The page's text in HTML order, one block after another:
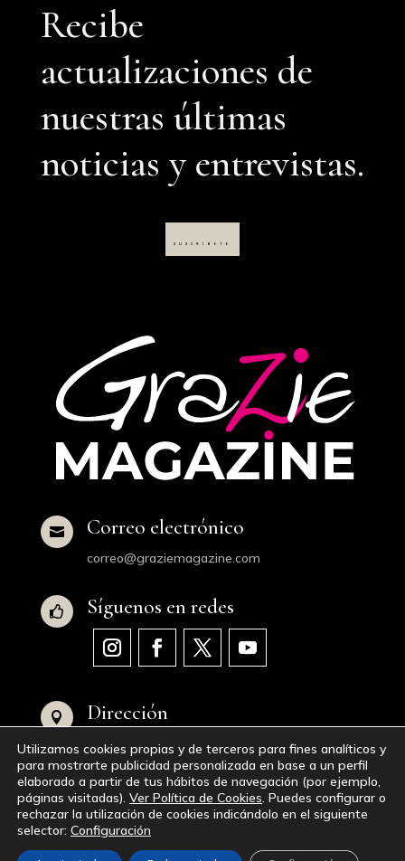
Recibe
actualizaciones de
nuestras últimas
noticias y entrevistas.
SUSCRÍBETE
 Correo electrónico
correo@graziemagazine.com
 Síguenos en redes
 Dirección
Avenida de Juan XXIII, 16, 28040 Madrid,
España
© 2023-2024GraZie Magazine|Aviso Legal|
Política de Privacidad
Utilizamos cookies propias y de terceros para fines analíticos y
para mostrarte publicidad personalizada en base a un perfil
elaborado a partir de tus hábitos de navegación (por ejemplo,
páginas visitadas). Ver Política de Cookies. Puedes configurar o
rechazar la utilización de cookies indicándolo en el siguiente
selector: Configuración